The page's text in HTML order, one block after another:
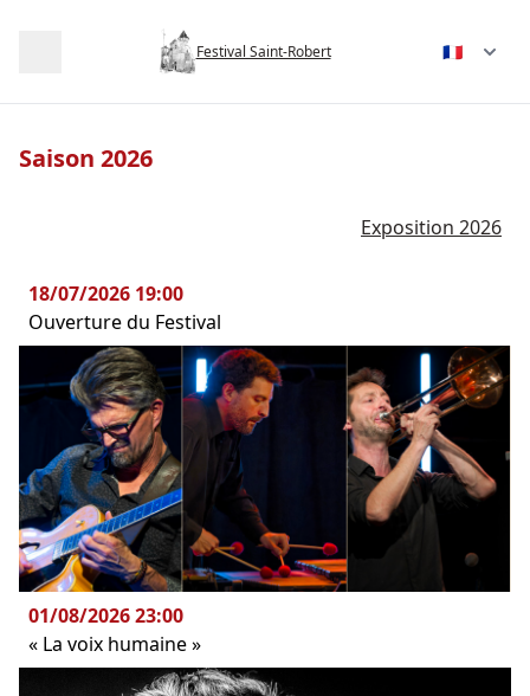
Festival Saint-Robert Choix de
Saison 2026
Exposition 2026
18/07/2026 19:00
Ouverture du Festival
01/08/2026 23:00
« La voix humaine »